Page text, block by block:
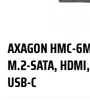
AXAGON HMC-
M.2-SATA,
USB-C